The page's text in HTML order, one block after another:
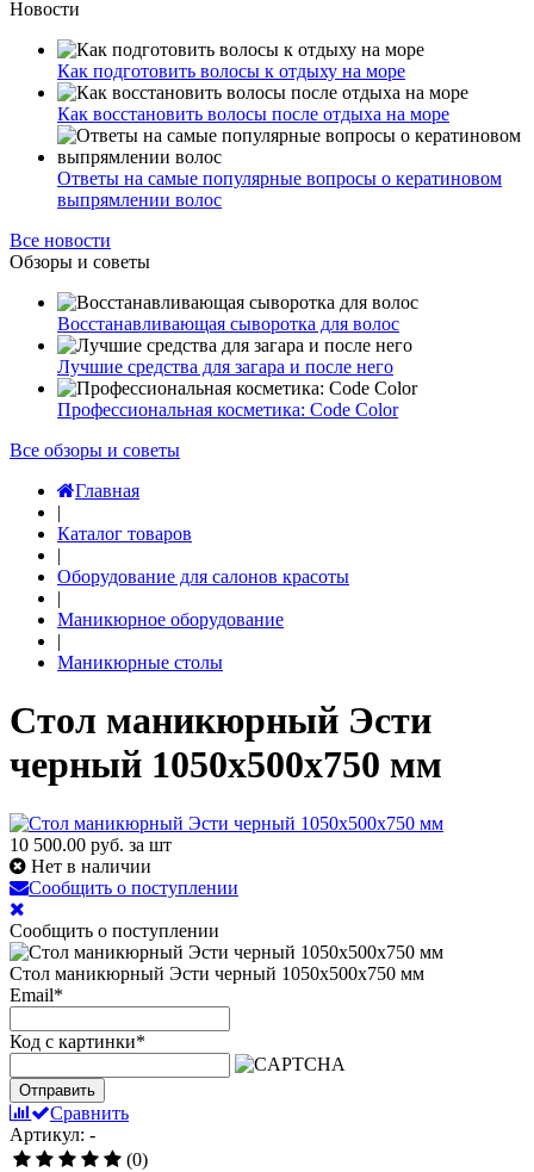
Новости
Как подготовить волосы к отдыху на море
Как восстановить волосы после отдыха на море
Ответы на самые популярные вопросы о кератиновом
выпрямлении волос
Все новости
Обзоры и советы
Восстанавливающая сыворотка для волос
Лучшие средства для загара и после него
Профессиональная косметика: Code Color
Все обзоры и советы
Главная
|
Каталог товаров
|
Оборудование для салонов красоты
|
Маникюрное оборудование
|
Маникюрные столы
Стол маникюрный Эсти
черный 1050х500х750 мм
10 500.00 руб. за шт
Нет в наличии
Сообщить о поступлении
Сообщить о поступлении
Стол маникюрный Эсти черный 1050х500х750 мм
Email*
Код с картинки*
Отправить
Сравнить
Артикул: -
(0)